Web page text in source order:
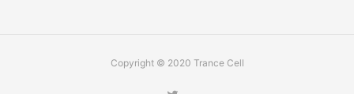
Copyright © 2020 Trance Cell